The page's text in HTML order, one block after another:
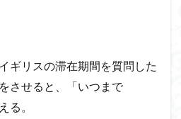
ギリスの滞在期間を質問した
させると、「いつまで
る。